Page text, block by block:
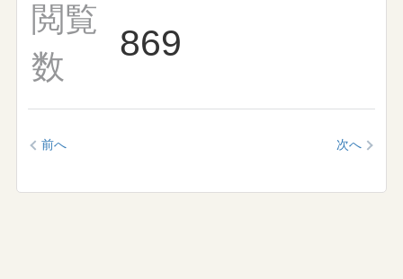
閲覧
数
869
前へ 次へ